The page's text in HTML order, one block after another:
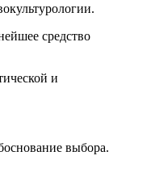
средство
и
выбора.